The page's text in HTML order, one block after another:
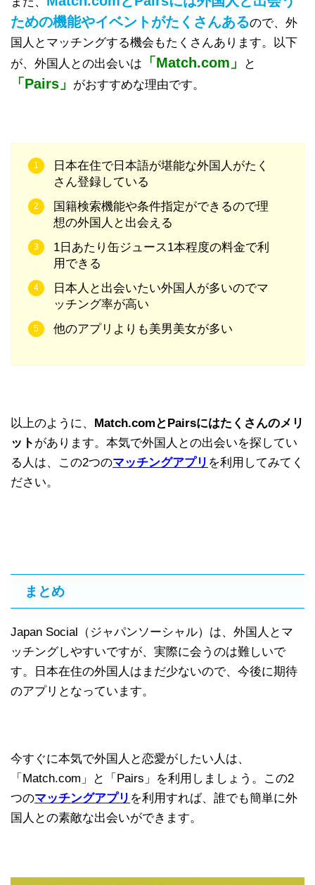
ための機能やイベントがたくさんあるので、外
国人とマッチングする機会もたくさんあります。以下
が、外国人との出会いは
「Match.com」 と
「Pairs」 がおすすめな理由です。
日本在住で日本語が堪能な外国人がたく
さん登録している
国籍検索機能や条件指定ができるので理
想の外国人と出会える
1日あたり缶ジュース1本程度の料金で利
用できる
日本人と出会いたい外国人が多いのでマ
ッチング率が高い
他のアプリよりも美男美女が多い
以上のように、 Match.comとPairsにはたくさんのメリ
ット があります。本気で外国人との出会いを探してい
る人は、この2つのマッチングアプリ を利用してみてく
ださい。
まとめ
Japan Social（ジャパンソーシャル）は、外国人とマ
ッチングしやすいですが、実際に会うのは難しいで
す。日本在住の外国人はまだ少ないので、今後に期待
のアプリとなっています。
今すぐに本気で外国人と恋愛がしたい人は、
「Match.com」と「Pairs」を利用しましょう。この2
つのマッチングアプリ を利用すれば、誰でも簡単に外
国人との素敵な出会いができます。